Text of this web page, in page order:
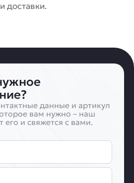
доставки.
данные и артикул
вам нужно – наш
и свяжется с вами.